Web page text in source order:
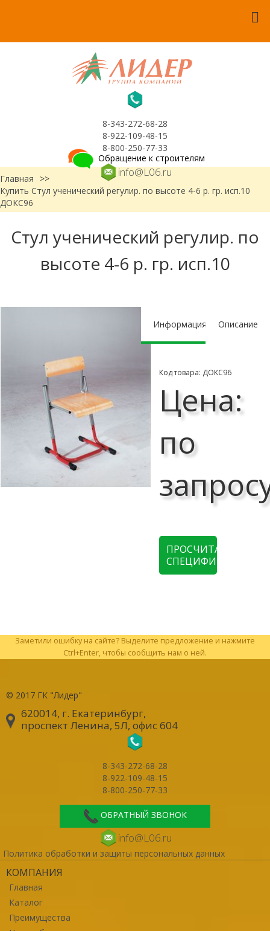
8-343-272-68-28
8-922-109-48-15
8-800-250-77-33
info@L06.ru
Обращение к строителям
Главная
>>
Купить Стул ученический регулир. по высоте 4-6 р. гр. исп.10
ДОКС96
Стул ученический регулир. по
высоте 4-6 р. гр. исп.10
Информация Описание
Код товара: ДОКС96
Цена:
по
ПРОСЧИТАТЬ
СПЕЦИФИКАЦИЮ
Заметили ошибку на сайте? Выделите предложение и нажмите
Ctrl+Enter, чтобы сообщить нам о ней.
© 2017 ГК "Лидер"
620014, г. Екатеринбург,
проспект Ленина, 5Л, офис 604
8-343-272-68-28
8-922-109-48-15
8-800-250-77-33
ОБРАТНЫЙ ЗВОНОК
info@L06.ru
Политика обработки и защиты персональных данных
КОМПАНИЯ
Главная
Каталог
Преимущества